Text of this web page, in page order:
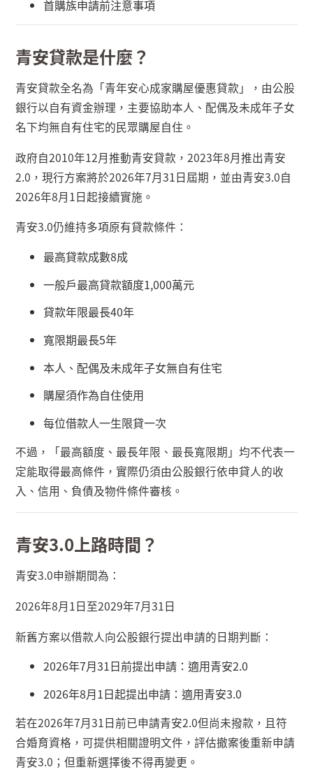
首購族申請前注意事項
青安貸款是什麼？
青安貸款全名為「青年安心成家購屋優惠貸款」，由公股
銀行以自有資金辦理，主要協助本人、配偶及未成年子女
名下均無自有住宅的民眾購屋自住。
政府自2010年12月推動青安貸款，2023年8月推出青安
2.0 ，現行方案將於2026年7月31日屆期，並由青安3.0自
2026年8月1日起接續實施。
青安3.0仍維持多項原有貸款條件：
最高貸款成數8成
一般戶最高貸款額度1,000萬元
貸款年限最長40年
寬限期最長5年
本人、配偶及未成年子女無自有住宅
購屋須作為自住使用
每位借款人一生限貸一次
不過，「最高額度、最長年限、最長寬限期」均不代表一
定能取得最高條件，實際仍須由公股銀行依申貸人的收
入、信用、負債及物件條件審核。
青安3.0上路時間？
青安3.0申辦期間為：
2026年8月1日至2029年7月31日
新舊方案以借款人向公股銀行提出申請的日期判斷：
2026年7月31日前提出申請：適用青安2.0
2026年8月1日起提出申請：適用青安3.0
若在2026年7月31日前已申請青安2.0但尚未撥款，且符
合婚育資格，可提供相關證明文件，評估撤案後重新申請
青安3.0 ；但重新選擇後不得再變更。